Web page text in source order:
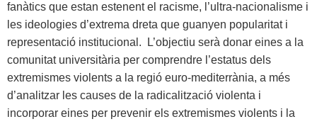
fanàtics que estan estenent el racisme, l’ultra-nacionalisme i
les ideologies d’extrema dreta que guanyen popularitat i
representació institucional. L’objectiu serà donar eines a la
comunitat universitària per comprendre l’estatus dels
extremismes violents a la regió euro-mediterrània, a més
d’analitzar les causes de la radicalització violenta i
incorporar eines per prevenir els extremismes violents i la